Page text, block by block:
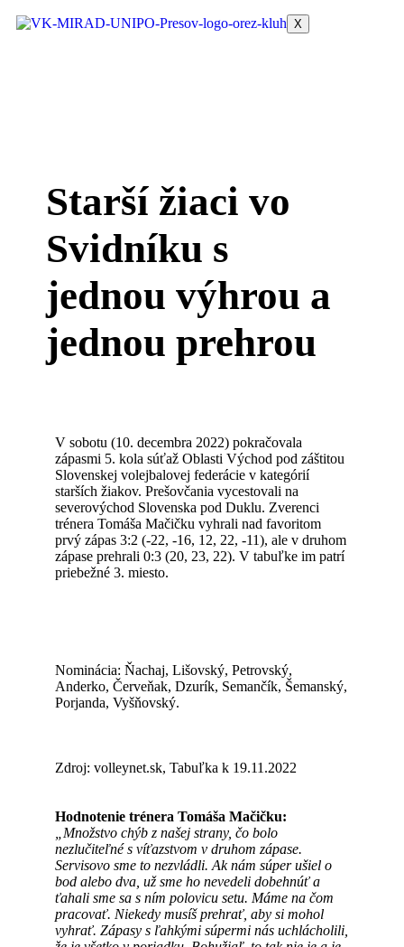
X
Starší žiaci vo
Svidníku s
jednou výhrou a
jednou prehrou
V sobotu (10. decembra 2022) pokračovala
zápasmi 5. kola súťaž Oblasti Východ pod záštitou
Slovenskej volejbalovej federácie v kategórií
starších žiakov. Prešovčania vycestovali na
severovýchod Slovenska pod Duklu. Zverenci
trénera Tomáša Mačičku vyhrali nad favoritom
prvý zápas 3:2 (-22, -16, 12, 22, -11), ale v druhom
zápase prehrali 0:3 (20, 23, 22). V tabuľke im patrí
priebežné 3. miesto.
Nominácia: Ňachaj, Lišovský, Petrovský,
Anderko, Červeňak, Dzurík, Semančík, Šemanský,
Porjanda, Vyšňovský.
Zdroj: volleynet.sk, Tabuľka k 19.11.2022
Hodnotenie trénera Tomáša Mačičku:
„Množstvo chýb z našej strany, čo bolo
nezlučiteľné s víťazstvom v druhom zápase.
Servisovo sme to nezvládli. Ak nám súper ušiel o
bod alebo dva, už sme ho nevedeli dobehnúť a
ťahali sme sa s ním polovicu setu. Máme na čom
pracovať. Niekedy musíš prehrať, aby si mohol
vyhrať. Zápasy s ľahkými súpermi nás uchlácholili,